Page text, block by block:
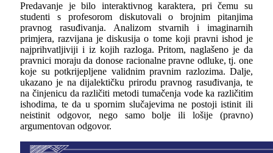
Predavanje je bilo interaktivnog karaktera, pri čemu su
studenti s profesorom diskutovali o brojnim pitanjima
pravnog rasuđivanja. Analizom stvarnih i imaginarnih
primjera, razvijana je diskusija o tome koji pravni ishod je
najprihvatljiviji i iz kojih razloga. Pritom, naglašeno je da
pravnici moraju da donose racionalne pravne odluke, tj. one
koje su potkrijepljene validnim pravnim razlozima. Dalje,
ukazano je na dijalektičku prirodu pravnog rasuđivanja, te
na činjenicu da različiti metodi tumačenja vode ka različitim
ishodima, te da u spornim slučajevima ne postoji istinit ili
neistinit odgovor, nego samo bolje ili lošije (pravno)
argumentovan odgovor.